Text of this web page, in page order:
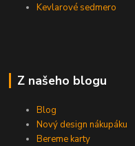
Kevlarové sedmero
Z našeho blogu
Blog
Nový design nákupáku
Bereme karty